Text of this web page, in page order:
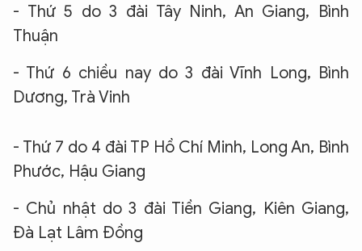
- Thứ 5 do 3 đài Tây Ninh, An Giang, Bình
Thuận
- Thứ 6 chiều nay do 3 đài Vĩnh Long, Bình
Dương, Trà Vinh
- Thứ 7 do 4 đài TP Hồ Chí Minh, Long An, Bình
Phước, Hậu Giang
- Chủ nhật do 3 đài Tiền Giang, Kiên Giang,
Đà Lạt Lâm Đồng